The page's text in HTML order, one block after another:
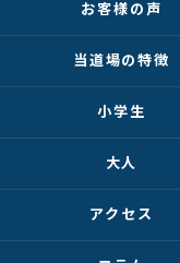
お客様の声
当道場の特徴
小学生
大人
アクセス